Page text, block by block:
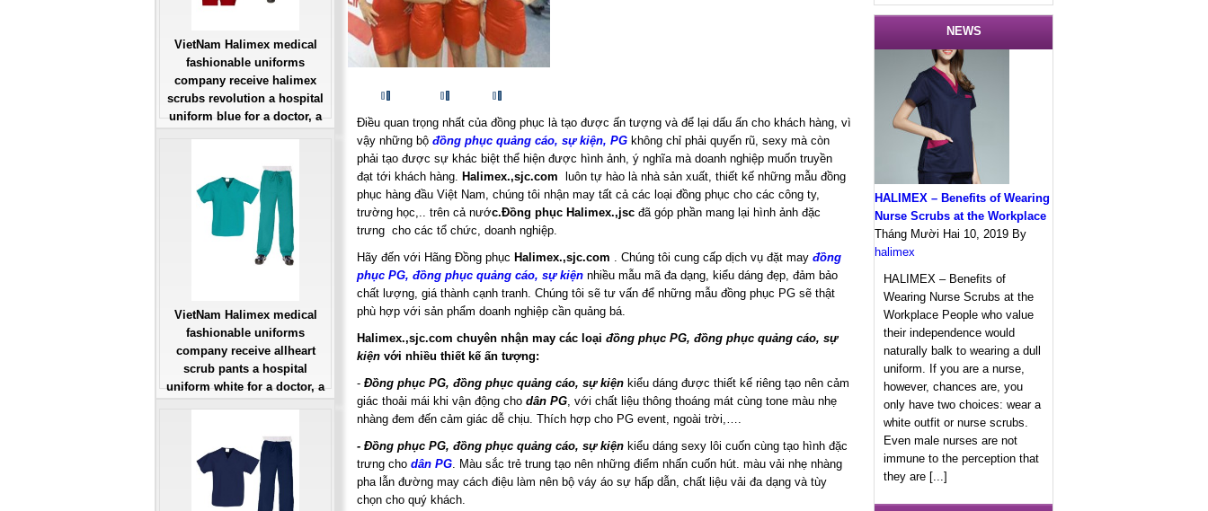
Điều quan trọng nhất của đồng phục là tạo được ấn tượng và để lại dấu ấn cho khách hàng, vì
vậy những bộ đồng phục quảng cáo, sự kiện, PG không chỉ phải quyến rũ, sexy mà còn
phải tạo được sự khác biệt thể hiện được hình ảnh, ý nghĩa mà doanh nghiệp muốn truyền
đạt tới khách hàng.
Halimex.,sjc.com
luôn tự hào là nhà sản xuất, thiết kế những mẫu đồng
phục hàng đầu Việt Nam, chúng tôi nhận may tất cả các loại đồng phục cho các công ty,
trường học,.. trên cả nước.Đồng phục Halimex.,jsc đã góp phần mang lại hình ảnh đặc
trưng cho các tổ chức, doanh nghiệp.
Hãy đến với Hãng Đồng phục Halimex.,sjc.com . Chúng tôi cung cấp dịch vụ đặt may đồng
phục PG, đồng phục quảng cáo, sự kiện nhiều mẫu mã đa dạng, kiểu dáng đẹp, đảm bảo
chất lượng, giá thành cạnh tranh. Chúng tôi sẽ tư vấn để những mẫu đồng phục PG sẽ thật
phù hợp với sản phẩm doanh nghiệp cần quảng bá.
Halimex.,sjc.com chuyên nhận may các loại đồng phục PG, đồng phục quảng cáo, sự
kiện với nhiều thiết kế ấn tượng:
- Đồng phục PG, đồng phục quảng cáo, sự kiện kiểu dáng được thiết kế riêng tạo nên cảm
giác thoải mái khi vận động cho dân PG , với chất liệu thông thoáng mát cùng tone màu nhẹ
nhàng đem đến cảm giác dễ chịu. Thích hợp cho PG event, ngoài trời,….
- Đồng phục PG, đồng phục quảng cáo, sự kiện kiểu dáng sexy lôi cuốn cùng tạo hình đặc
trưng cho dân PG . Màu sắc trẻ trung tạo nên những điểm nhấn cuốn hút. màu vải nhẹ nhàng
pha lẫn đường may cách điệu làm nên bộ váy áo sự hấp dẫn, chất liệu vải đa dạng và tùy
chọn cho quý khách.
VietNam Halimex medical
fashionable uniforms
company receive halimex
scrubs revolution a hospital
uniform blue for a doctor, a
Giá: Liên Hệ
Đặt hàng
VietNam Halimex medical
fashionable uniforms
company receive allheart
scrub pants a hospital
uniform white for a doctor, a
Giá: Liên Hệ
Đặt hàng
NEWS
HALIMEX – Benefits of Wearing
Nurse Scrubs at the Workplace
Tháng Mười Hai 10, 2019 By
halimex
HALIMEX – Benefits of
Wearing Nurse Scrubs at the
Workplace People who value
their independence would
naturally balk to wearing a dull
uniform. If you are a nurse,
however, chances are, you
only have two choices: wear a
white outfit or nurse scrubs.
Even male nurses are not
immune to the perception that
they are [...]